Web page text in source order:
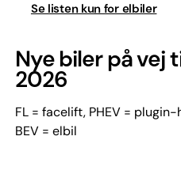
Se listen kun for elbiler
Nye biler på vej
2026
FL = facelift, PHEV =
BEV = elbil